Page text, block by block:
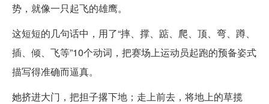
势，就像一只起飞的雄鹰。
这短短的几句话中，用了“摔、撑、踮、爬、顶、弯、蹲、
插、倾、飞等”10个动词，把赛场上运动员起跑的预备姿式
描写得准确而逼真。
她挤进大门，把担子撂下地；走上前去，将地上的草揽